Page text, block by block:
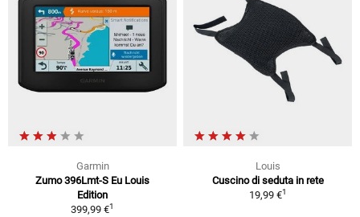
Garmin
Zumo 396Lmt-S Eu Louis
Edition
399,99 €1
Louis
Cuscino di seduta in rete
19,99 €1